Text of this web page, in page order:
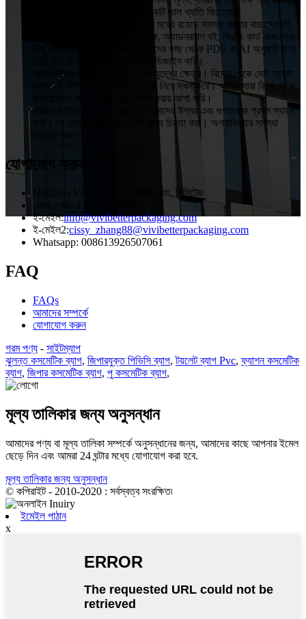
OEM এবং ODM পরিষেবা সহ একটি ভাল খ্যাতি জিতেছে।
VIVIBetter-এর প্রধান পণ্যগুলির মধ্যে রয়েছে সমস্ত ধরণের বাচ্চাদের বই
এবং সাউন্ড বুক, টাচ বুক, পপ আপ বুক, অ্যাডনরমাল বই, গ্রিটিং কার্ড এবং আরও
কিছু প্যাকেজিং পণ্য।আমরা গ্রাহকদের কাছ থেকে PDF বা AI অনুযায়ী পণ্য
তৈরি করি বা প্রয়োজনে তাদের জন্য ডিজাইন করি।
আন্তর্জাতিক বাজার আমাদের প্রধান যুদ্ধের ক্ষেত্র। বিদেশ থেকে মোট ব্যবসা
আমাদের কোম্পানির উদ্যোগের 80% নিয়ে দখল করে। আমরা সারা বিশ্ব থেকে
ক্লায়েন্টদের সেরা মানের পণ্য অফার করার আশা করি।
আমাদের নীতিবাক্য হল "গ্রাহকই আমাদের ঈশ্বর এবং গুণমানকে প্রথম স্থানে
রাখা। যে কোনো সময় গ্রাহকদের জন্য চিন্তা করা। অগ্রাধিকারে সমস্যা
যোগাযোগ করুন
Huizhou Vivibetter প্যাকেজিং কোং, লিমিটেড
ই-মেইল:info@vivibetterpackaging.com
ই-মেইল2:cissy_zhang88@vivibetterpackaging.com
Whatsapp: 008613926507061
FAQ
FAQs
আমাদের সম্পর্কে
যোগাযোগ করুন
গরম পণ্য - সাইটম্যাপ
ঝুলন্ত কসমেটিক ব্যাগ, জিপারযুক্ত পিভিসি ব্যাগ,টয়লেট ব্যাগ Pvc,ফ্যাশন কসমেটিক
ব্যাগ, জিপার কসমেটিক ব্যাগ, পু কসমেটিক ব্যাগ,
মূল্য তালিকার জন্য অনুসন্ধান
আমাদের পণ্য বা মূল্য তালিকা সম্পর্কে অনুসন্ধানের জন্য, আমাদের কাছে আপনার ইমেল
ছেড়ে দিন এবং আমরা 24 ঘন্টার মধ্যে যোগাযোগ করা হবে.
মূল্য তালিকার জন্য অনুসন্ধান
© কপিরাইট - 2010-2020 : সর্বস্বত্ব সংরক্ষিত৷
ইমেইল পাঠান
x